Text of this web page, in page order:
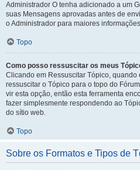
Administrador O tenha adicionado a um
suas Mensagens aprovadas antes de
o Administrador para maiores
Topo
Como posso ressuscitar os meus
Clicando em Ressuscitar Tópico,
ressuscitar o Tópico para o topo do
vir esta opção, então esta ferramenta
fazer simplesmente respondendo ao
do sítio web.
Topo
Sobre os Formatos e Tipos de